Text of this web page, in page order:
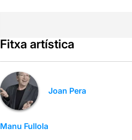
Fitxa artística
Joan Pera
Manu Fullola